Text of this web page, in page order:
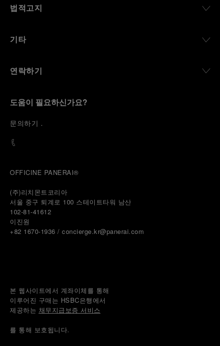
법적고지
기타
연락하기
도움이 필요하신가요?
문의하기 .
OFFICINE PANERAI®
(주)리치몬트코리아
서울 중구 퇴계로 100 스테이트타워 남산
102-81-41612
이진원
+82 1670-1936 / concierge.kr@panerai.com
본 웹사이트에서 계좌이체를 통해
이루어진 구매는 HSBC은행에서
제공하는 채무지급보증 서비스
를 통해 보호됩니다.